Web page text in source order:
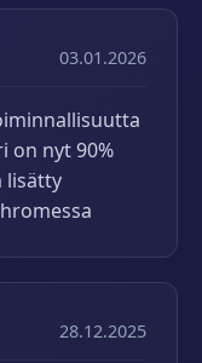
03.01.2026
on nyt 90%
lisätty
28.12.2025